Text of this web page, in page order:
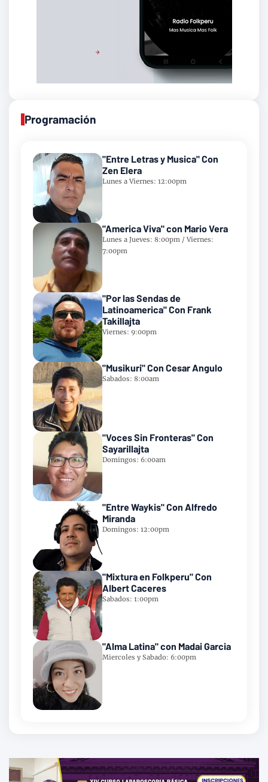
Programación
"Entre Letras y Musica" Con
Zen Elera
Lunes a Viernes: 12:00pm
"America Viva" con Mario Vera
Lunes a Jueves: 8:00pm / Viernes:
7:00pm
"Por las Sendas de
Latinoamerica" Con Frank
Takillajta
Viernes: 9:00pm
"Musikuri" Con Cesar Angulo
Sabados: 8:00am
"Voces Sin Fronteras" Con
Sayarillajta
Domingos: 6:00am
"Entre Waykis" Con Alfredo
Miranda
Domingos: 12:00pm
"Mixtura en Folkperu" Con
Albert Caceres
Sabados: 1:00pm
"Alma Latina" con Madai Garcia
Miercoles y Sabado: 6:00pm